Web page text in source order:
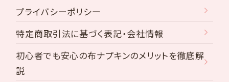
プライバシーポリシー
特定商取引法に基づく表記・会社情報
初心者でも安心の布ナプキンのメリットを徹底解
説